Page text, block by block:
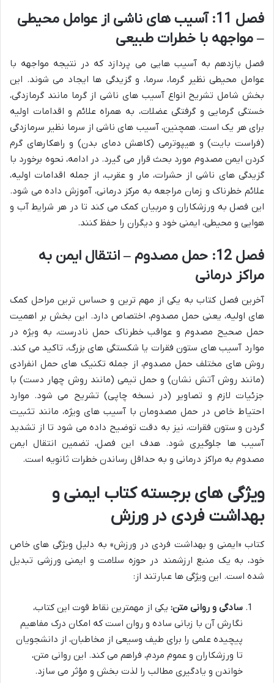
فصل 11: آسیب های ناشی از عوامل محیطی
– مواجهه با خطرات طبیعی
فصل یازدهم به آسیب هایی می پردازد که در نتیجه مواجهه با
عوامل محیطی نظیر گرما، سرما، و گزیدگی ها ایجاد می شوند. این
بخش شامل تشریح انواع آسیب های ناشی از گرما مانند گرمازدگی،
خستگی گرمایی و گرفتگی عضلات، به همراه علائم و اقدامات اولیه
برای هر یک است. همچنین، آسیب های ناشی از سرما نظیر سرمازدگی
(فراست بایت) و هیپوترمی (کاهش دمای بدن) و راهکارهای گرم
کردن ایمن مصدوم مورد بحث قرار می گیرد. در ادامه، نحوه برخورد با
گزیدگی های ناشی از حشرات، مار و عقرب، از جمله اقدامات اولیه،
علائم خطرناک و زمان مراجعه به مرکز درمانی، آموزش داده می شود.
این فصل به ورزشکاران و مربیان کمک می کند تا در هر شرایط آب و
هوایی و محیطی، ایمنی خود و دیگران را حفظ کنند.
فصل 12: حمل مصدوم – انتقال ایمن به
مراکز درمانی
آخرین فصل کتاب به یکی از مهم ترین و حساس ترین مراحل کمک
های اولیه، یعنی حمل مصدوم، اختصاص دارد. این بخش بر اهمیت
حمل صحیح مصدوم و عواقب خطرناک حمل نادرست، به ویژه در
موارد آسیب های ستون فقرات یا شکستگی های بزرگ، تاکید می کند.
روش های مختلف حمل مصدوم، از جمله تکنیک های حمل انفرادی
(مانند روش آتش نشان) و حمل تیمی (مانند روش چهار دست) با
جزئیات لازم و تصاویر (در نسخه چاپی) تشریح می شود. موارد
احتیاط خاص در حمل مصدومان با آسیب های ویژه، مانند تثبیت
گردن و ستون فقرات، نیز به دقت توضیح داده می شود تا از تشدید
آسیب ها جلوگیری شود. هدف این فصل، تضمین انتقال ایمن
مصدوم به مراکز درمانی و به حداقل رساندن خطرات ثانویه است.
ویژگی های برجسته کتاب ایمنی و
بهداشت فردی در ورزش
کتاب «ایمنی و بهداشت فردی در ورزش» به دلیل ویژگی های خاص
خود، به یک منبع ارزشمند در حوزه سلامت و ایمنی ورزشی تبدیل
شده است. این ویژگی ها عبارتند از:
سادگی و روانی متن: یکی از مهمترین نقاط قوت این کتاب،
نگارش آن با زبانی ساده و روان است که امکان درک مفاهیم
پیچیده علمی را برای طیف وسیعی از مخاطبان، از دانشجویان
تا ورزشکاران و عموم مردم، فراهم می کند. این روانی متن،
خواندن و یادگیری مطالب را لذت بخش و مؤثر می سازد.